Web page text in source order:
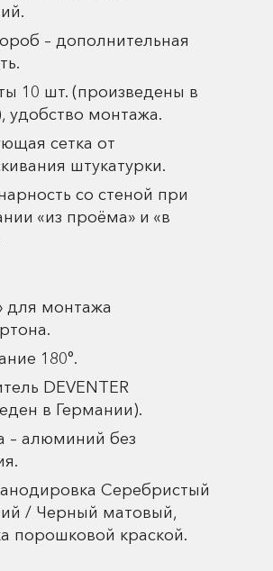
– дополнительная
10 шт. (произведены в
удобство монтажа.
сетка от
штукатурки.
со стеной при
«из проёма» и «в
для монтажа
180°.
DEVENTER
в Германии).
– алюминий без
Серебристый
/ Черный матовый,
порошковой краской.